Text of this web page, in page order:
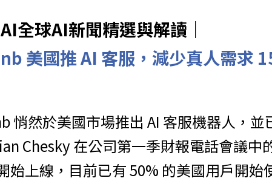
全球AI新聞精選與解讀｜
美國推 AI 客服，減少真人需求
悄然於美國市場推出 AI 客服機器人，
Chesky 在公司第一季財報電話會議中
始上線，目前已有 50% 的美國用戶開